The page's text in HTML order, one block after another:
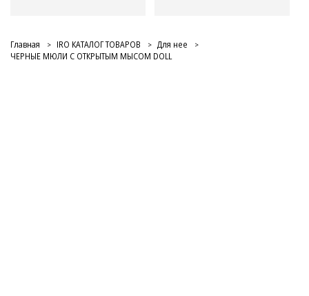
Главная IRO КАТАЛОГ ТОВАРОВ
Для нее
ЧЕРНЫЕ МЮЛИ С ОТКРЫТЫМ МЫСОМ DOLL